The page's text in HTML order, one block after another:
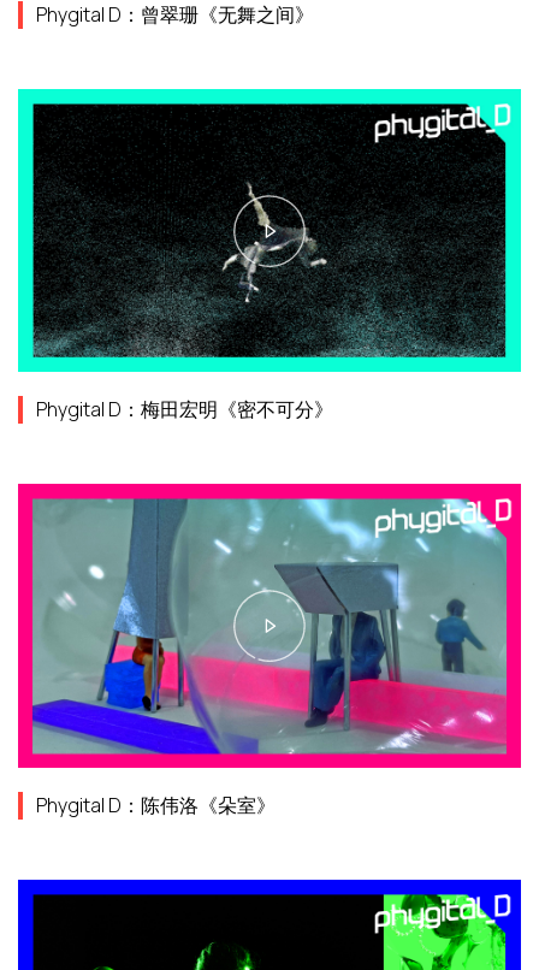
Phygital D：曾翠珊《无舞之间》
Phygital D：梅田宏明《密不可分》
Phygital D：陈伟洛《朵室》